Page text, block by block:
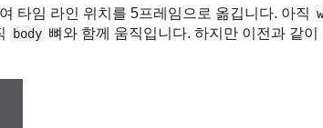
타임 라인 위치를 5프레임으로 옮깁니다. 아직
body 뼈와 함께 움직입니다. 하지만 이전과 같